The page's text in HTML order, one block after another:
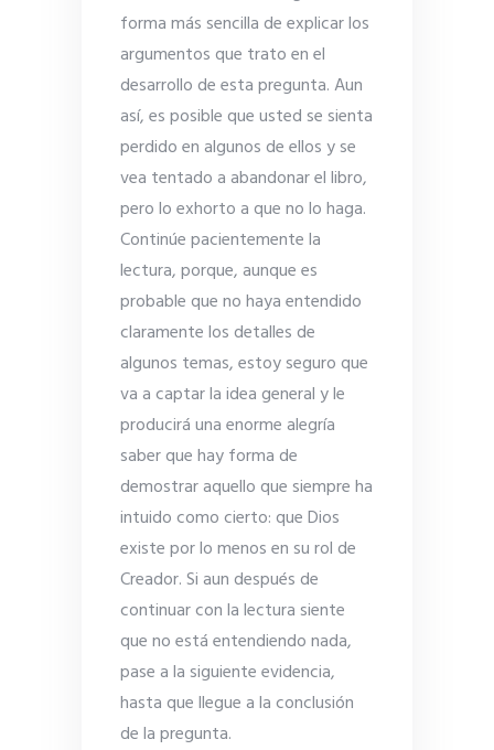
forma más sencilla de explicar los
argumentos que trato en el
desarrollo de esta pregunta. Aun
así, es posible que usted se sienta
perdido en algunos de ellos y se
vea tentado a abandonar el libro,
pero lo exhorto a que no lo haga.
Continúe pacientemente la
lectura, porque, aunque es
probable que no haya entendido
claramente los detalles de
algunos temas, estoy seguro que
va a captar la idea general y le
producirá una enorme alegría
saber que hay forma de
demostrar aquello que siempre ha
intuido como cierto: que Dios
existe por lo menos en su rol de
Creador. Si aun después de
continuar con la lectura siente
que no está entendiendo nada,
pase a la siguiente evidencia,
hasta que llegue a la conclusión
de la pregunta.